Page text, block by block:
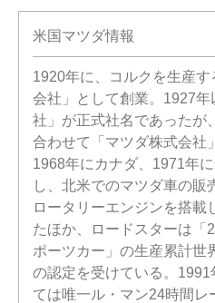
米国マツダ情報
1920年に、コルクを生産
会社」として創業。1927
社」が正式社名であったが
合わせて「マツダ株式会社
1968年にカナダ、1971年
し、北米でのマツダ車の販
ロータリーエンジンを搭載
たほか、ロードスターは「
ポーツカー」の生産累計世
の認定を受けている。
ては唯一ル・マン24時間レ